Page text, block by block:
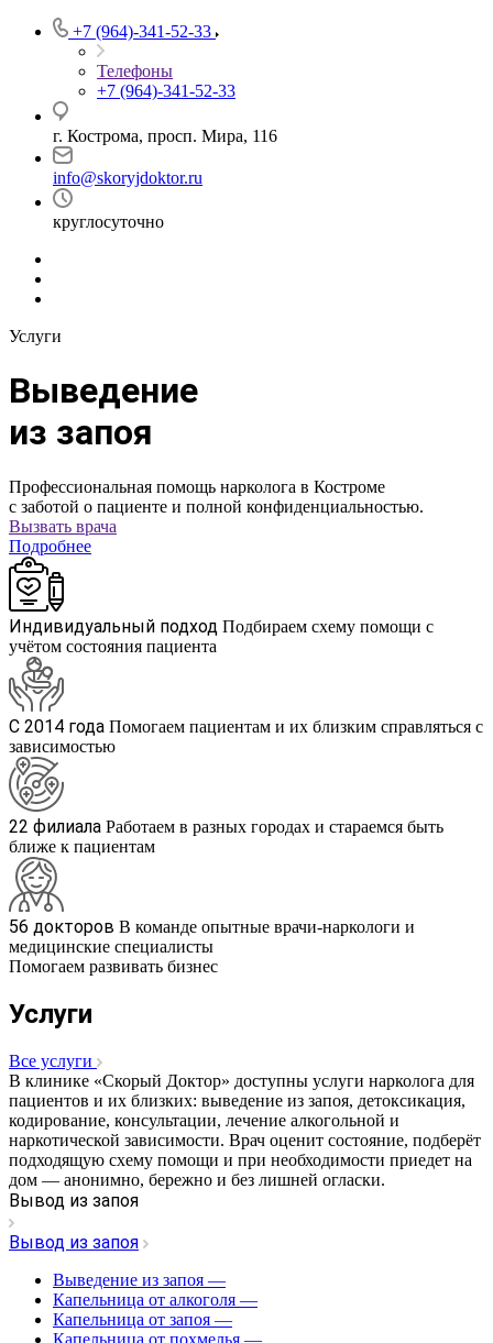
+7 (964)-341-52-33
Телефоны
+7 (964)-341-52-33
г. Кострома, просп. Мира, 116
info@skoryjdoktor.ru
круглосуточно
Услуги
Выведение
из запоя
Профессиональная помощь нарколога в Костроме
с заботой о пациенте и полной конфиденциальностью.
Вызвать врача
Подробнее
Индивидуальный подход Подбираем схему помощи с
учётом состояния пациента
С 2014 года Помогаем пациентам и их близким справляться с
зависимостью
22 филиала Работаем в разных городах и стараемся быть
ближе к пациентам
56 докторов В команде опытные врачи-наркологи и
медицинские специалисты
Помогаем развивать бизнес
Услуги
Все услуги
В клинике «Скорый Доктор» доступны услуги нарколога для
пациентов и их близких: выведение из запоя, детоксикация,
кодирование, консультации, лечение алкогольной и
наркотической зависимости. Врач оценит состояние, подберёт
подходящую схему помощи и при необходимости приедет на
дом — анонимно, бережно и без лишней огласки.
Вывод из запоя
Вывод из запоя
Выведение из запоя —
Капельница от алкоголя —
Капельница от запоя —
Капельница от похмелья —